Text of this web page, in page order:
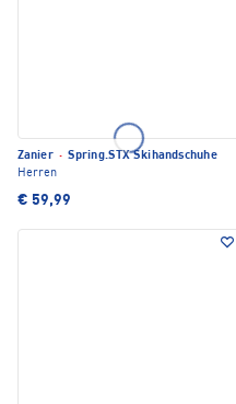
Zanier · Spring.STX Skihandschuhe
Herren
€ 59,99